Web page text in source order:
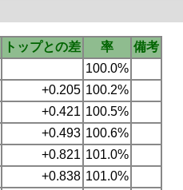
トップとの差 率
備考
100.0%
+0.205 100.2%
+0.421 100.5%
+0.493 100.6%
+0.821 101.0%
+0.838 101.0%